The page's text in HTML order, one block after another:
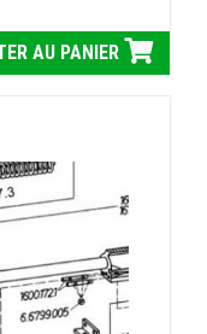
AU PANIER